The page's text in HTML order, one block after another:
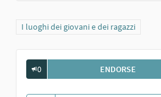
Filter results for category: I luoghi dei
I luoghi dei giovani e dei ragazzi
0 ENDORSE